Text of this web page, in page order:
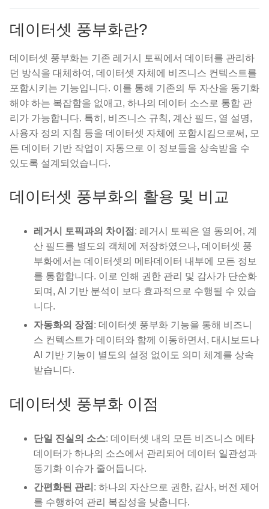
데이터셋 풍부화란?
데이터셋 풍부화는 기존 레거시 토픽에서 데이터를 관리하
던 방식을 대체하여, 데이터셋 자체에 비즈니스 컨텍스트를
포함시키는 기능입니다. 이를 통해 기존의 두 자산을 동기화
해야 하는 복잡함을 없애고, 하나의 데이터 소스로 통합 관
리가 가능합니다. 특히, 비즈니스 규칙, 계산 필드, 열 설명,
사용자 정의 지침 등을 데이터셋 자체에 포함시킴으로써, 모
든 데이터 기반 작업이 자동으로 이 정보들을 상속받을 수
있도록 설계되었습니다.
데이터셋 풍부화의 활용 및 비교
레거시 토픽과의 차이점 : 레거시 토픽은 열 동의어, 계
산 필드를 별도의 객체에 저장하였으나, 데이터셋 풍
부화에서는 데이터셋의 메타데이터 내부에 모든 정보
를 통합합니다. 이로 인해 권한 관리 및 감사가 단순화
되며, AI 기반 분석이 보다 효과적으로 수행될 수 있습
니다.
자동화의 장점 : 데이터셋 풍부화 기능을 통해 비즈니
스 컨텍스트가 데이터와 함께 이동하면서, 대시보드나
AI 기반 기능이 별도의 설정 없이도 의미 체계를 상속
받습니다.
데이터셋 풍부화 이점
단일 진실의 소스: 데이터셋 내의 모든 비즈니스 메타
데이터가 하나의 소스에서 관리되어 데이터 일관성과
동기화 이슈가 줄어듭니다.
간편화된 관리 : 하나의 자산으로 권한, 감사, 버전 제어
를 수행하여 관리 복잡성을 낮춥니다.